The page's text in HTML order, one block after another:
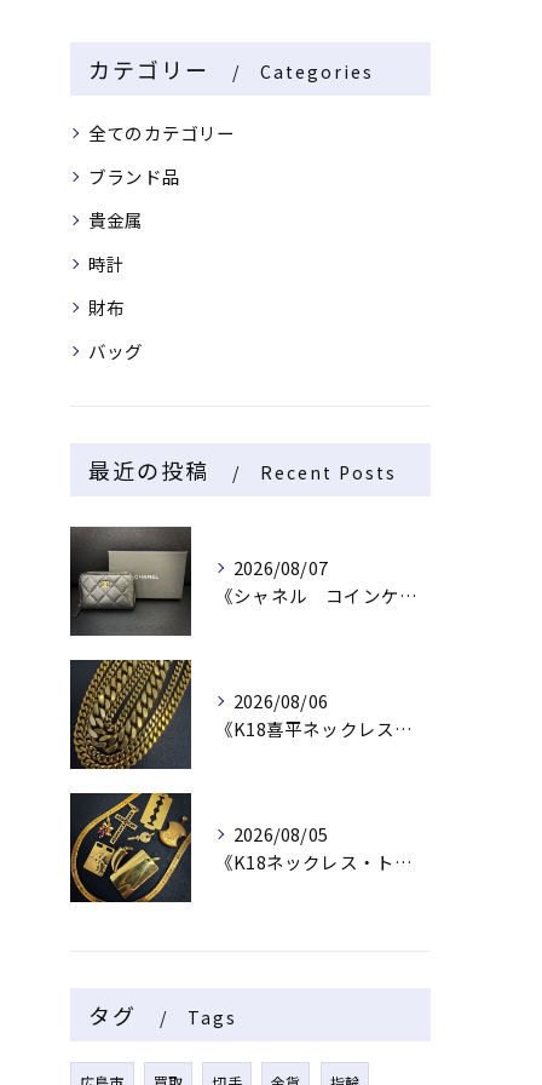
カテゴリー Categories
全てのカテゴリー
ブランド品
貴金属
時計
財布
バッグ
最近の投稿 Recent Posts
2026/08/07
《シャネル コインケース》
2026/08/06
《K18喜平ネックレス・ブレスレット》
2026/08/05
《K18ネックレス・トップ》
タグ Tags